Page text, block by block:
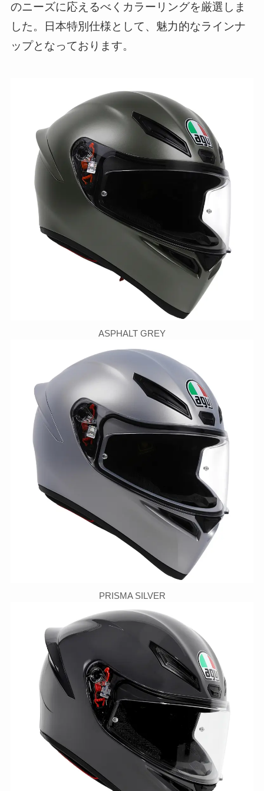
のニーズに応えるべくカラーリングを厳選しま
した。日本特別仕様として、魅力的なラインナ
ップとなっております。
ASPHALT GREY
PRISMA SILVER